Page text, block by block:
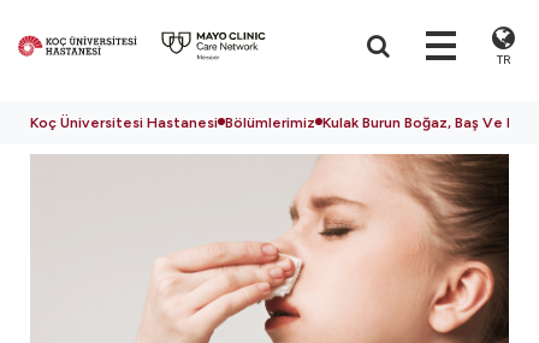
TR
Koç Üniversitesi Hastanesi Bölümlerimiz Kulak Burun Boğaz, Baş Ve